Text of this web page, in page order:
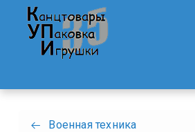
Военная техника